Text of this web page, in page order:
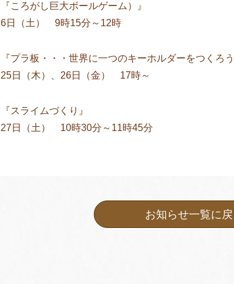
『ころがし巨大ボールゲーム）』
6日（土） 9時15分～12時
『プラ板・・・世界に一つのキーホルダーをつくろう
25日（木）、26日（金） 17時～
『スライムづくり』
27日（土） 10時30分～11時45分
お知らせ一覧に戻